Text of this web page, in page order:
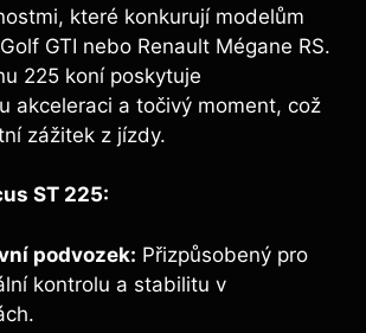
které konkurují modelům
GTI nebo Renault Mégane RS.
225 koní poskytuje
akceleraci a točivý moment, což
zážitek z jízdy.
ST 225:
podvozek: Přizpůsobený pro
kontrolu a stabilitu v